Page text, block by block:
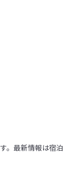
。最新情報は宿泊